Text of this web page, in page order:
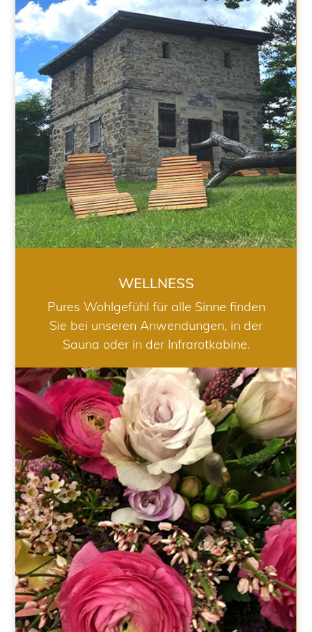
WELLNESS
WELLNESS
Pures Wohlgefühl für alle Sinne finden
Sie bei unseren Anwendungen, in der
Sauna oder in der Infrarotkabine.
HOCHZEIT